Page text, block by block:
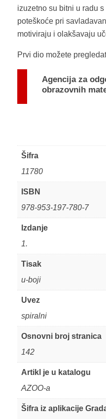
izuzetno su bitni u radu
poteškoće pri
motiviraju i olakšavaju
Prvi dio možete
Agencija za
obrazovnih
Šifra
11780
ISBN
978-953-197-780-7
Izdanje
1.
Tisak
u-boji
Uvez
spiralni
Osnovni broj stranica
142
Artikl je u katalogu
AZOO-a
Šifra iz aplikacije